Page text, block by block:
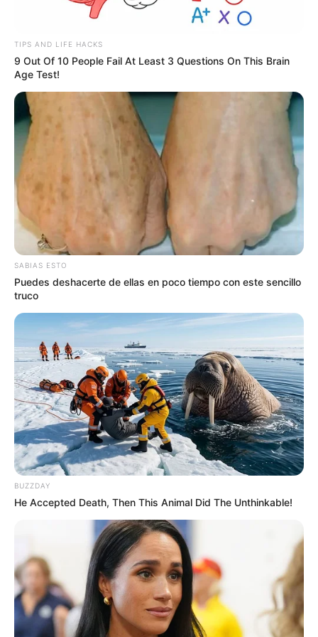
Lea además:Resultados diarios de las loterías
Resultados Chances
Astro Luna
12 Octubre 2023
6990 - Acuario
Caribeña Noche
12 Octubre 2023
9367
Sinuano Noche
12 Octubre 2023
Dorado Noche
12 Octubre 2023
5443
Super Chontico Noche
TIPS AND LIFE HACKS
9 Out Of 10 People Fail At Least 3 Questions On This Brain
Age Test!
SABIAS ESTO
Puedes deshacerte de ellas en poco tiempo con este sencillo
truco
BUZZDAY
He Accepted Death, Then This Animal Did The Unthinkable!